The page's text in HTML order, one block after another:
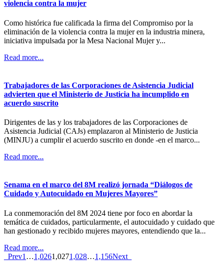
violencia contra la mujer
Como histórica fue calificada la firma del Compromiso por la
eliminación de la violencia contra la mujer en la industria minera,
iniciativa impulsada por la Mesa Nacional Mujer y...
Read more...
Trabajadores de las Corporaciones de Asistencia Judicial
advierten que el Ministerio de Justicia ha incumplido en
acuerdo suscrito
Dirigentes de las y los trabajadores de las Corporaciones de
Asistencia Judicial (CAJs) emplazaron al Ministerio de Justicia
(MINJU) a cumplir el acuerdo suscrito en donde -en el marco...
Read more...
Senama en el marco del 8M realizó jornada “Diálogos de
Cuidado y Autocuidado en Mujeres Mayores”
La conmemoración del 8M 2024 tiene por foco en abordar la
temática de cuidados, particularmente, el autocuidado y cuidado que
han gestionado y recibido mujeres mayores, entendiendo que la...
Read more...
Prev1 …1,0261,0271,028…1,156Next